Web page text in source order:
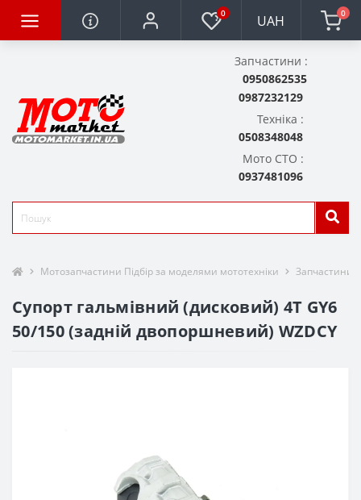
0 UAH 0
Запчастини :
0950862535
0987232129
Техніка :
0508348048
Мото СТО :
0937481096
Мотозапчастини Підбір за моделями мототехніки Запчастини
Супорт гальмівний (дисковий) 4T GY6
50/150 (задній двопоршневий) WZDCY